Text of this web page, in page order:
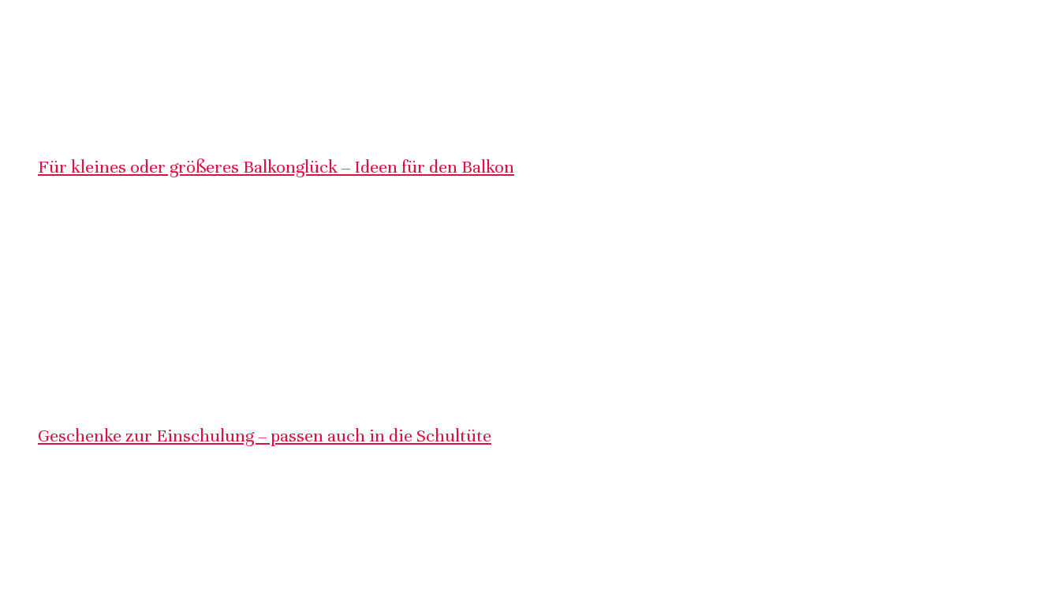
Für kleines oder größeres Balkonglück – Ideen für den Balkon
Geschenke zur Einschulung – passen auch in die Schultüte